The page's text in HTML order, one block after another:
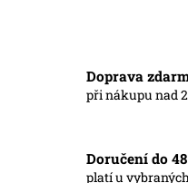
Doprava
při nákupu nad
Doručení do
platí u